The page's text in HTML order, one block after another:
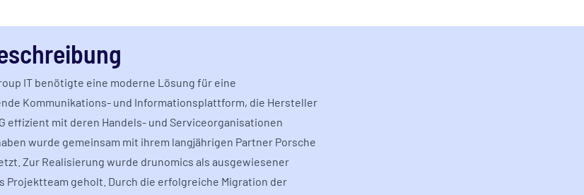
IT benötigte eine moderne Lösung für eine
Kommunikations- und Informationsplattform, die Hersteller
effizient mit deren Handels- und Serviceorganisationen
wurde gemeinsam mit ihrem langjährigen Partner Porsche
Zur Realisierung wurde drunomics als ausgewiesener
Projektteam geholt. Durch die erfolgreiche Migration der